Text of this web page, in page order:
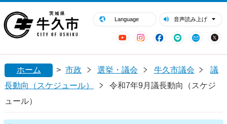
Language 音声読み上げ
YouTubeInstagram
Facebook
LINE Mail
閉じる
ホーム > 市政 選挙・議会 牛久市議会
議
長動向（スケジュール）
令和7年9月議長動向（スケジ
ュール）